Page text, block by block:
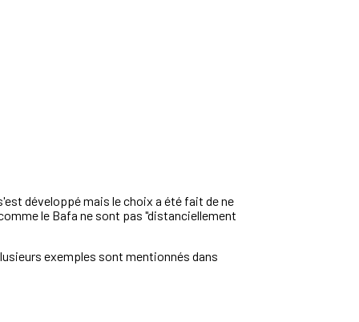
développé mais le choix a été fait de ne
le Bafa ne sont pas "distanciellement
exemples sont mentionnés dans